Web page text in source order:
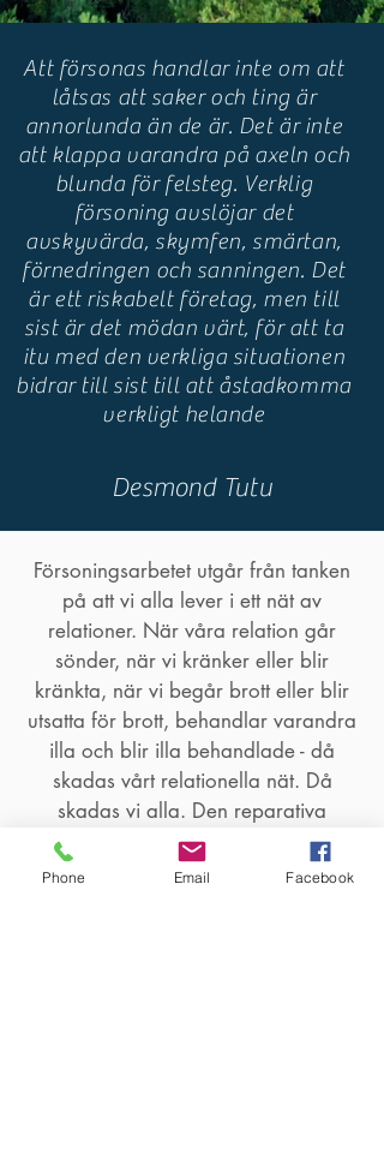
Att försonas handlar inte om att
låtsas att saker och ting är
annorlunda än de är. Det är inte
att klappa varandra på axeln och
blunda för felsteg. Verklig
försoning avslöjar det
avskyvärda, skymfen, smärtan,
förnedringen och sanningen. Det
är ett riskabelt företag, men till
sist är det mödan värt, för att ta
itu med den verkliga situationen
bidrar till sist till att åstadkomma
verkligt helande
Desmond Tutu
Försoningsarbetet utgår från tanken
på att vi alla lever i ett nät av
relationer. När våra relation går
sönder, när vi kränker eller blir
kränkta, när vi begår brott eller blir
utsatta för brott, behandlar varandra
illa och blir illa behandlade - då
skadas vårt relationella nät. Då
skadas vi alla. Den reparativa
rättvisan hjälper oss att ta ansvar för
våra skador, erkänna vår skuld och
Phone Email Facebook